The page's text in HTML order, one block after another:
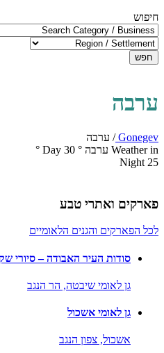
חיפוש
חפש
ערבה
Gonegev
/ ערבה
Weather in ערבה
°
30
Day
°
25
Night
פארקים ואתרי טבע
לכל הפארקים והגנים הלאומיים
סודות העיר האבודה – סיורי
גן לאומי שיבטה, הר הנגב
גן לאומי אשכול
אשכול, צפון הנגב